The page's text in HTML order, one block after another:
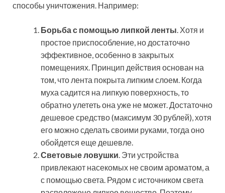
способы уничтожения. Например:
Борьба с помощью липкой ленты. Хотя и
простое приспособление, но достаточно
эффективное, особенно в закрытых
помещениях. Принцип действия основан на
том, что лента покрыта липким слоем. Когда
муха садится на липкую поверхность, то
обратно улететь она уже не может. Достаточно
дешевое средство (максимум 30 рублей), хотя
его можно сделать своими руками, тогда оно
обойдется еще дешевле.
Световые ловушки. Эти устройства
привлекают насекомых не своим ароматом, а
с помощью света. Рядом с источником света